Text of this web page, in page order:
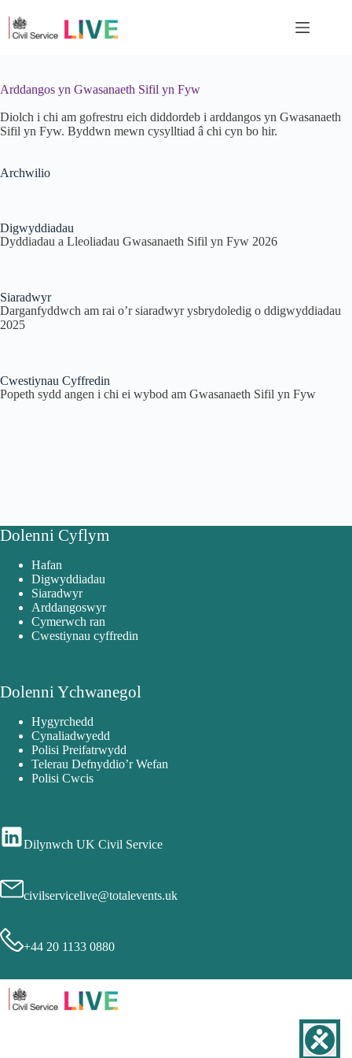
Arddangos yn Gwasanaeth Sifil yn Fyw
Diolch i chi am gofrestru eich diddordeb i arddangos yn Gwasanaeth
Sifil yn Fyw. Byddwn mewn cysylltiad â chi cyn bo hir.
Archwilio
Digwyddiadau
Dyddiadau a Lleoliadau Gwasanaeth Sifil yn Fyw 2026
Siaradwyr
Darganfyddwch am rai o’r siaradwyr ysbrydoledig o ddigwyddiadau
2025
Cwestiynau Cyffredin
Popeth sydd angen i chi ei wybod am Gwasanaeth Sifil yn Fyw
Dolenni Cyflym
Hafan
Digwyddiadau
Siaradwyr
Arddangoswyr
Cymerwch ran
Cwestiynau cyffredin
Dolenni Ychwanegol
Hygyrchedd
Cynaliadwyedd
Polisi Preifatrwydd
Telerau Defnyddio’r Wefan
Polisi Cwcis
Dilynwch UK Civil Service
civilservicelive@totalevents.uk
+44 20 1133 0880